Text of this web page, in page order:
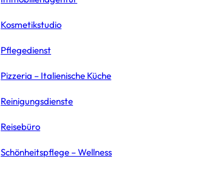
Kosmetikstudio
Pflegedienst
Pizzeria – Italienische Küche
Reinigungsdienste
Reisebüro
Schönheitspflege – Wellness